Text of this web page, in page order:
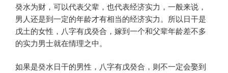
癸水为财，可以代表父辈，也代表经济实力，一般来说，
男人还是到一定的年龄才有相当的经济实力。所以日干是
戊土的女性，八字有戊癸合，嫁到一个和父辈年龄差不多
的实力男士就在情理之中。
如果是癸水日干的男性，八字有戊癸合，则不一定会娶到